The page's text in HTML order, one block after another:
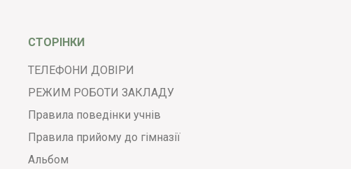
СТОРІНКИ
ТЕЛЕФОНИ ДОВІРИ
РЕЖИМ РОБОТИ ЗАКЛАДУ
Правила поведінки учнів
Правила прийому до гімназії
Альбом